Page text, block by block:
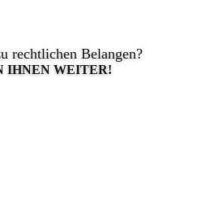
rechtlichen Belangen?
IHNEN WEITER!